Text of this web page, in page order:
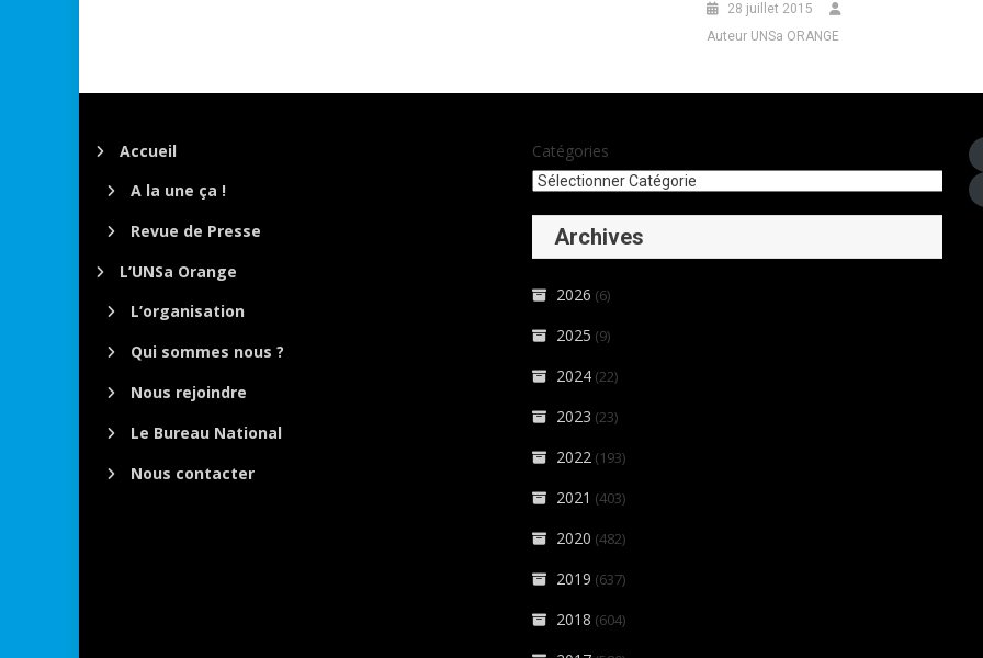
28 juillet 2015
Auteur UNSa ORANGE
Accueil
A la une ça !
Revue de Presse
L’UNSa Orange
L’organisation
Qui sommes nous ?
Nous rejoindre
Le Bureau National
Nous contacter
Catégories
Archives
2026 (6)
2025 (9)
2024 (22)
2023 (23)
2022 (193)
2021 (403)
2020 (482)
2019 (637)
2018 (604)